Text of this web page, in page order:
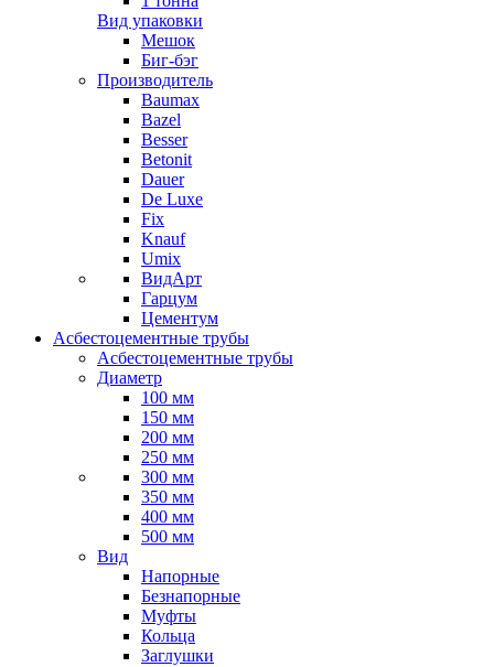
Вид упаковки
Мешок
Биг-бэг
Производитель
Baumax
Bazel
Besser
Betonit
Dauer
De Luxe
Fix
Knauf
Umix
ВидАрт
Гарцум
Цементум
Асбестоцементные трубы
Асбестоцементные трубы
Диаметр
100 мм
150 мм
200 мм
250 мм
300 мм
350 мм
400 мм
500 мм
Вид
Напорные
Безнапорные
Муфты
Кольца
Заглушки